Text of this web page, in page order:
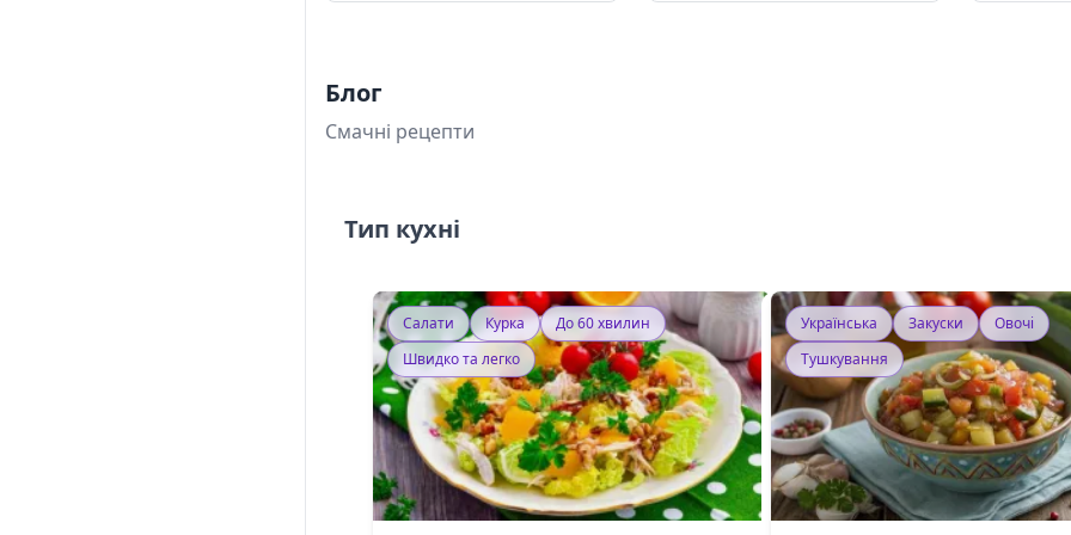
Блог
Смачні рецепти
Тип кухні
Салати Курка
До 60 хвилин
Швидко та легко
Українська Закуски
Овочі
Тушкування